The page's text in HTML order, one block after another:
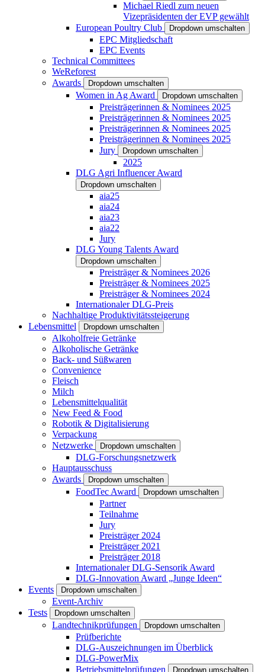
Michael Riedl zum neuen
Vizepräsidenten der EVP gewählt
European Poultry Club
Dropdown umschalten
EPC Mitgliedschaft
EPC Events
Technical Committees
WeReforest
Awards
Dropdown umschalten
Women in Ag Award Dropdown umschalten
Preisträgerinnen & Nominees 2025
Preisträgerinnen & Nominees 2025
Preisträgerinnen & Nominees 2025
Preisträgerinnen & Nominees 2025
Jury
Dropdown umschalten
2025
DLG Agri Influencer Award
Dropdown umschalten
aia25
aia24
aia23
aia22
Jury
DLG Young Talents Award
Dropdown umschalten
Preisträger & Nominees 2026
Preisträger & Nominees 2025
Preisträger & Nominees 2024
Internationaler DLG-Preis
Nachhaltige Produktivitätssteigerung
Lebensmittel
Dropdown umschalten
Alkoholfreie Getränke
Alkoholische Getränke
Back- und Süßwaren
Convenience
Fleisch
Milch
Lebensmittelqualität
New Feed & Food
Robotik & Digitalisierung
Verpackung
Netzwerke
Dropdown umschalten
DLG-Forschungsnetzwerk
Hauptausschuss
Awards
Dropdown umschalten
FoodTec Award Dropdown umschalten
Partner
Teilnahme
Jury
Preisträger 2024
Preisträger 2021
Preisträger 2018
Internationaler DLG-Sensorik Award
DLG-Innovation Award „Junge Ideen“
Events
Dropdown umschalten
Event-Archiv
Tests
Dropdown umschalten
Landtechnikprüfungen Dropdown umschalten
Prüfberichte
DLG-Auszeichnungen im Überblick
DLG-PowerMix
Betriebsmittelprüfungen
Dropdown umschalten